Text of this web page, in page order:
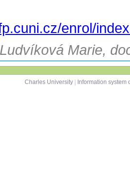
enrol/
Marie,
Charles University
Information